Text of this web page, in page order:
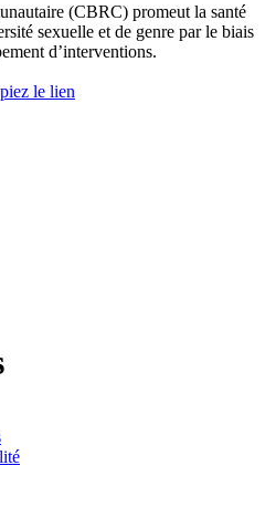
(CBRC) promeut la santé
sexuelle et de genre par le biais
d’interventions.
le lien